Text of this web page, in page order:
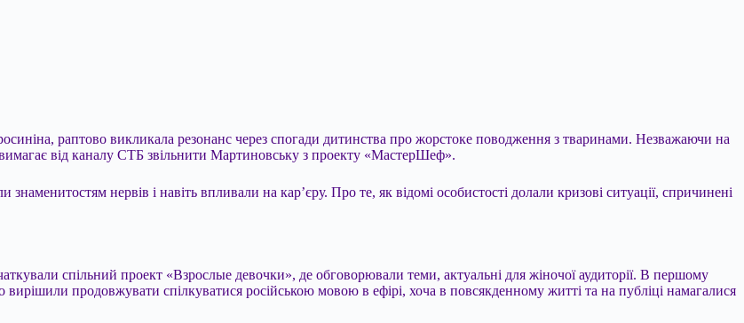
раптово викликала резонанс через спогади дитинства про жорстоке поводження з тваринами. Незважаючи на
від каналу СТБ звільнити Мартиновську з проекту «МастерШеф».
нервів і навіть впливали на кар’єру. Про те, як відомі особистості долали кризові ситуації, спричинені
спільний проект «Взрослые девочки», де обговорювали теми, актуальні для жіночої аудиторії. В першому
продовжувати спілкуватися російською мовою в ефірі, хоча в повсякденному житті та на публіці намагалися